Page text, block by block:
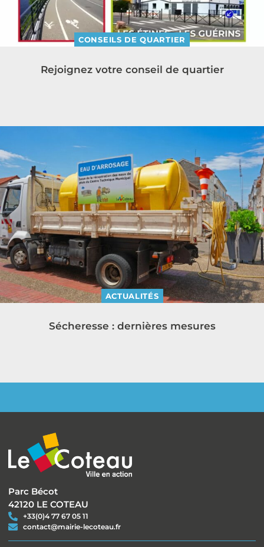
CONSEILS DE QUARTIER
Rejoignez votre conseil de quartier
ACTUALITÉS
Sécheresse : dernières mesures
Parc Bécot
42120 LE COTEAU
+33(0)4 77 67 05 11
contact@mairie-lecoteau.fr